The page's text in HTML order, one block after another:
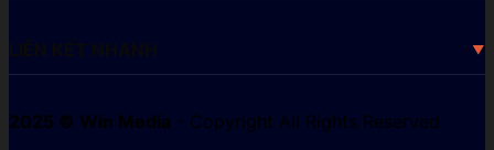
LIÊN KẾT NHANH
2025 © Win Media - Copyright All Rights Reserved